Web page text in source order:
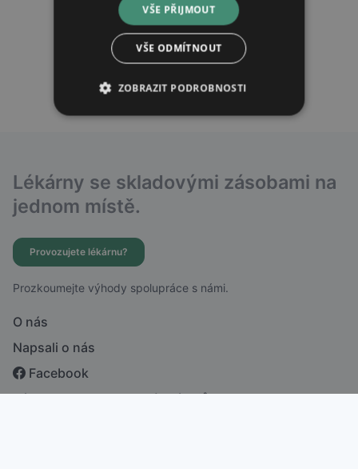
Lékárny se skladovými zásobami na
jednom místě.
Provozujete lékárnu?
Prozkoumejte výhody spolupráce s námi.
O nás
Napsali o nás
Facebook
Zásady ochrany osobních údajů
VŠE PŘIJMOUT
VŠE ODMÍTNOUT
ZOBRAZIT PODROBNOSTI